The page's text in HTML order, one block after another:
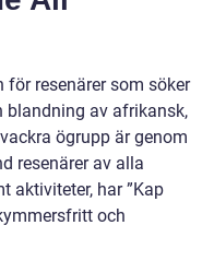
för resenärer som söker
blandning av afrikansk,
ögrupp är genom
resenärer av alla
aktiviteter, har ”Kap
och